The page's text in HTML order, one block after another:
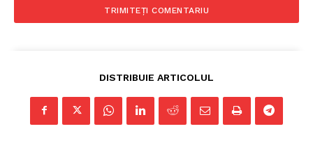
DISTRIBUIE ARTICOLUL